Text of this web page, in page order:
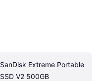
SanDisk Extreme Portable
SSD V2 500GB